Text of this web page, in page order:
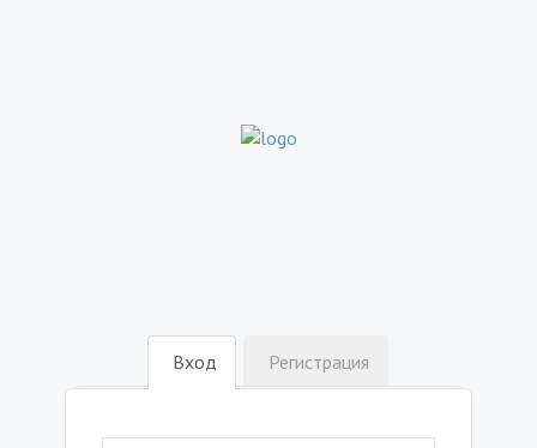
Вход Регистрация